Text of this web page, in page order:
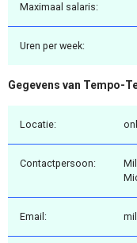
Maximaal salaris:
Uren per week:
Gegevens van Tempo-
Locatie:
Contactpersoon:
Email: